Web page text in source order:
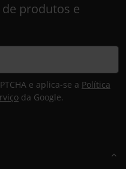
produtos e
e aplica-se a Política
da Google.